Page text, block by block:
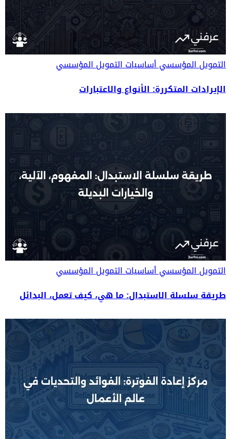
التمويل المؤسسيأساسيات التمويل المؤسسي
الإيرادات المتكررة: الأنواع والاعتبارات
التمويل المؤسسيأساسيات التمويل المؤسسي
طريقة سلسلة الاستبدال: ما هي، كيف تعمل، البدائل